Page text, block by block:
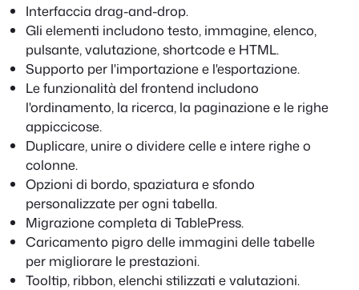
Interfaccia drag-and-drop.
Gli elementi includono testo, immagine, elenco,
pulsante, valutazione, shortcode e HTML.
Supporto per l'importazione e l'esportazione.
Le funzionalità del frontend includono
l'ordinamento, la ricerca, la paginazione e le righe
appiccicose.
Duplicare, unire o dividere celle e intere righe o
colonne.
Opzioni di bordo, spaziatura e sfondo
personalizzate per ogni tabella.
Migrazione completa di TablePress.
Caricamento pigro delle immagini delle tabelle
per migliorare le prestazioni.
Tooltip, ribbon, elenchi stilizzati e valutazioni.